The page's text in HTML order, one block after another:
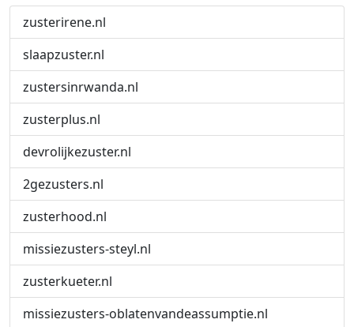
zusterirene.nl
slaapzuster.nl
zustersinrwanda.nl
zusterplus.nl
devrolijkezuster.nl
2gezusters.nl
zusterhood.nl
missiezusters-steyl.nl
zusterkueter.nl
missiezusters-oblatenvandeassumptie.nl